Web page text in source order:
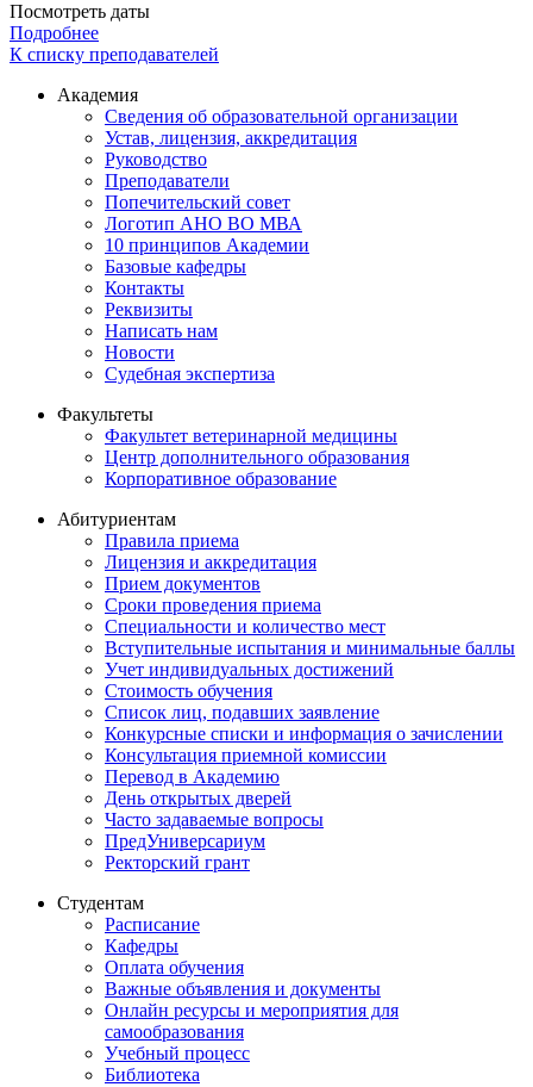
Посмотреть даты
Подробнее
К списку преподавателей
Академия
Сведения об образовательной организации
Устав, лицензия, аккредитация
Руководство
Преподаватели
Попечительский совет
Логотип АНО ВО МВА
10 принципов Академии
Базовые кафедры
Контакты
Реквизиты
Написать нам
Новости
Судебная экспертиза
Факультеты
Факультет ветеринарной медицины
Центр дополнительного образования
Корпоративное образование
Абитуриентам
Правила приема
Лицензия и аккредитация
Прием документов
Сроки проведения приема
Специальности и количество мест
Вступительные испытания и минимальные баллы
Учет индивидуальных достижений
Стоимость обучения
Список лиц, подавших заявление
Конкурсные списки и информация о зачислении
Консультация приемной комиссии
Перевод в Академию
День открытых дверей
Часто задаваемые вопросы
ПредУниверсариум
Ректорский грант
Студентам
Расписание
Кафедры
Оплата обучения
Важные объявления и документы
Онлайн ресурсы и мероприятия для
самообразования
Учебный процесс
Библиотека